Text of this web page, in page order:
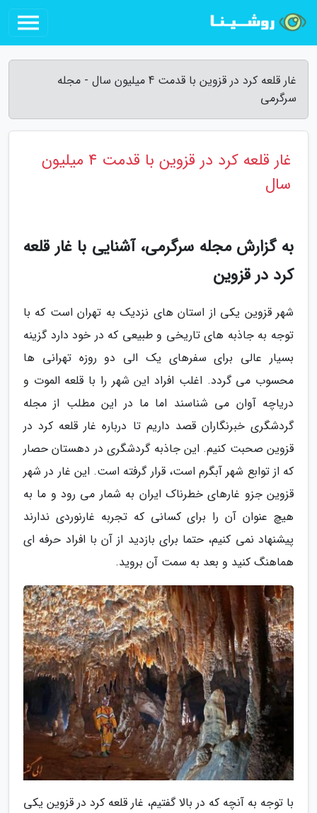
غار قلعه کرد در قزوین با قدمت 4 میلیون سال - مجله
سرگرمی
غار قلعه کرد در قزوین با قدمت 4 میلیون
سال
به گزارش مجله سرگرمی، آشنایی با غار قلعه
کرد در قزوین
شهر قزوین یکی از استان های نزدیک به تهران است که با
توجه به جاذبه های تاریخی و طبیعی که در خود دارد گزینه
بسیار عالی برای سفرهای یک الی دو روزه تهرانی ها
محسوب می گردد. اغلب افراد این شهر را با قلعه الموت و
دریاچه آوان می شناسند اما ما در این مطلب از مجله
گردشگری خبرنگاران قصد داریم تا درباره غار قلعه کرد در
قزوین صحبت کنیم. این جاذبه گردشگری در دهستان حصار
که از توابع شهر آبگرم است، قرار گرفته است. این غار در شهر
قزوین جزو غارهای خطرناک ایران به شمار می رود و ما به
هیچ عنوان آن را برای کسانی که تجربه غارنوردی ندارند
پیشنهاد نمی کنیم، حتما برای بازدید از آن با افراد حرفه ای
هماهنگ کنید و بعد به سمت آن بروید.
با توجه به آنچه که در بالا گفتیم، غار قلعه کرد در قزوین یکی